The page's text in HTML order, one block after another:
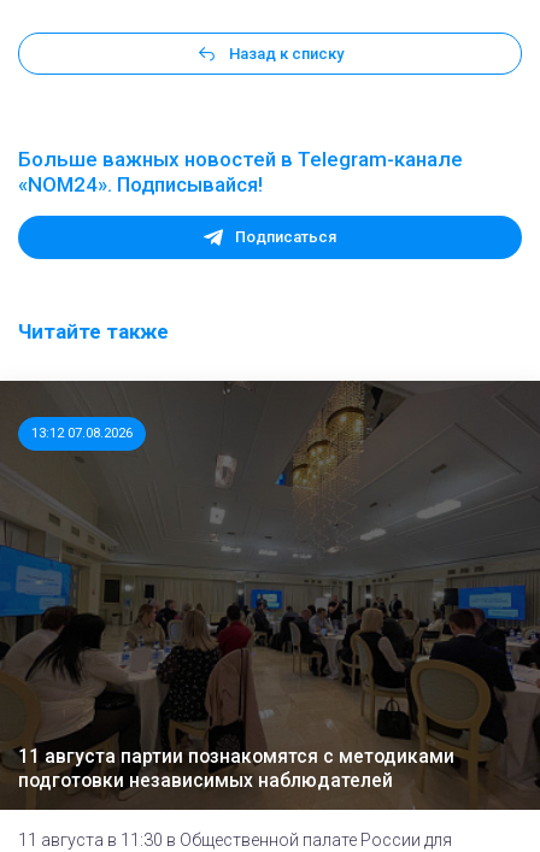
Назад к списку
Больше важных новостей в Telegram-канале
«NOM24». Подписывайся!
Подписаться
Читайте также
13:12 07.08.2026
11 августа партии познакомятся с методиками
подготовки независимых наблюдателей
11 августа в 11:30 в Общественной палате России для